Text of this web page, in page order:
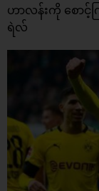
ဟာလန်းကို စော
ရဲလ်